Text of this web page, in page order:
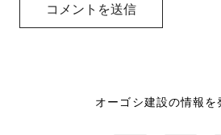
オーゴシ建設の情報を